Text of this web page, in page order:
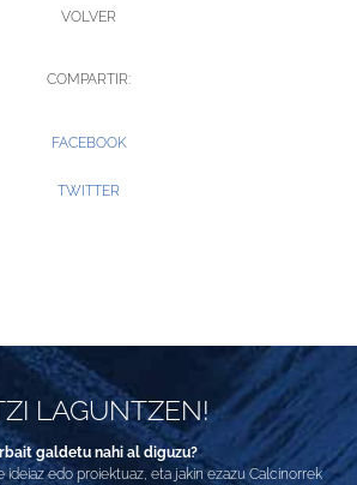
VOLVER
COMPARTIR:
FACEBOOK
TWITTER
LAGUNTZEN!
galdetu nahi al diguzu?
ideiaz edo proiektuaz, eta jakin ezazu Calcinorrek